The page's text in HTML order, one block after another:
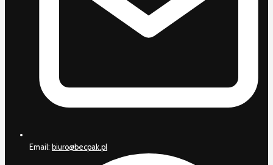
Email: biuro@becpak.pl